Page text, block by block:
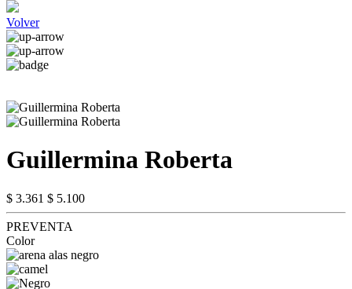
Volver
Guillermina Roberta
$ 3.361 $ 5.100
PREVENTA
Color